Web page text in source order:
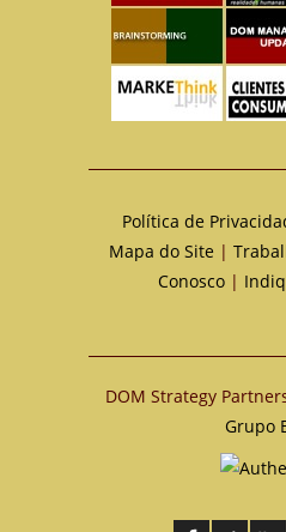
Política de
Mapa do Site|
Conosco|
DOM Strategy
Grupo